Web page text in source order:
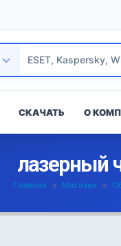
СКАЧАТЬ О
лазерный
Главная » Магазин »